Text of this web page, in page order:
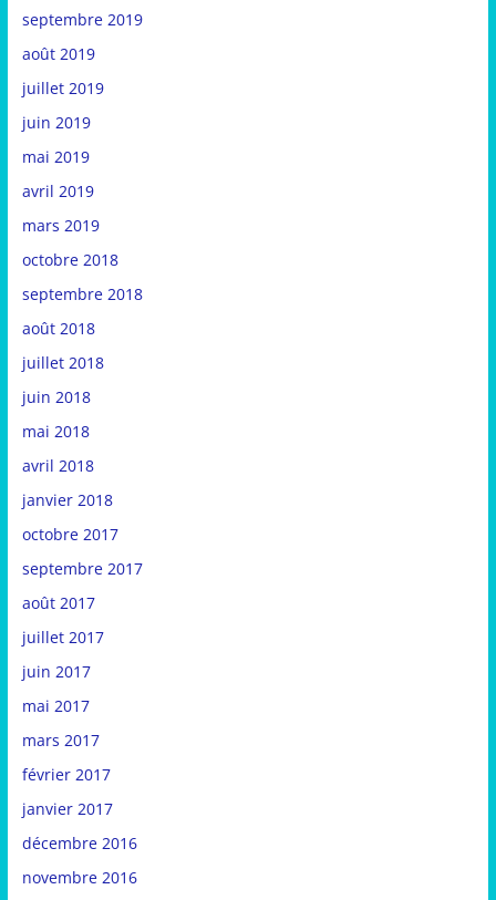
septembre 2019
août 2019
juillet 2019
juin 2019
mai 2019
avril 2019
mars 2019
octobre 2018
septembre 2018
août 2018
juillet 2018
juin 2018
mai 2018
avril 2018
janvier 2018
octobre 2017
septembre 2017
août 2017
juillet 2017
juin 2017
mai 2017
mars 2017
février 2017
janvier 2017
décembre 2016
novembre 2016